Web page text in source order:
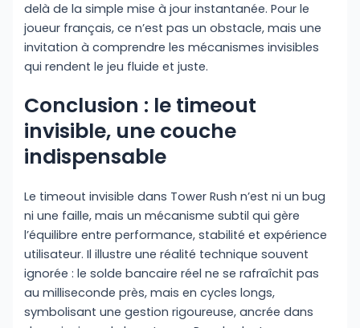
delà de la simple mise à jour instantanée. Pour le
joueur français, ce n’est pas un obstacle, mais une
invitation à comprendre les mécanismes invisibles
qui rendent le jeu fluide et juste.
Conclusion : le timeout
invisible, une couche
indispensable
Le timeout invisible dans Tower Rush n’est ni un bug
ni une faille, mais un mécanisme subtil qui gère
l’équilibre entre performance, stabilité et expérience
utilisateur. Il illustre une réalité technique souvent
ignorée : le solde bancaire réel ne se rafraîchit pas
au milliseconde près, mais en cycles longs,
symbolisant une gestion rigoureuse, ancrée dans